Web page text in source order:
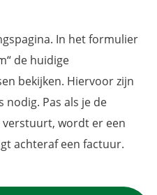
In het formulier
de huidige
bekijken. Hiervoor zijn
nodig. Pas als je de
verstuurt, wordt er een
achteraf een factuur.